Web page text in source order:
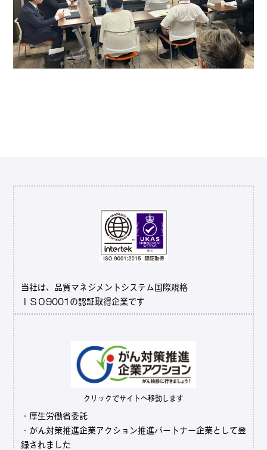
当社は、品質マネジメントシステム国際規格
ＩＳＯ9001の認証取得企業です
クリックでサイトへ移動します
・厚生労働省委託
・がん対策推進企業アクション推進パートナー企業として登
録されました